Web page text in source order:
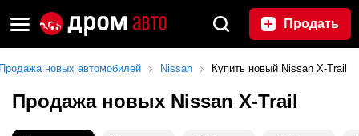
Продать
новых автомобилей Nissan Купить новый Nissan X-Trail
Продажа новых Nissan X-Trail